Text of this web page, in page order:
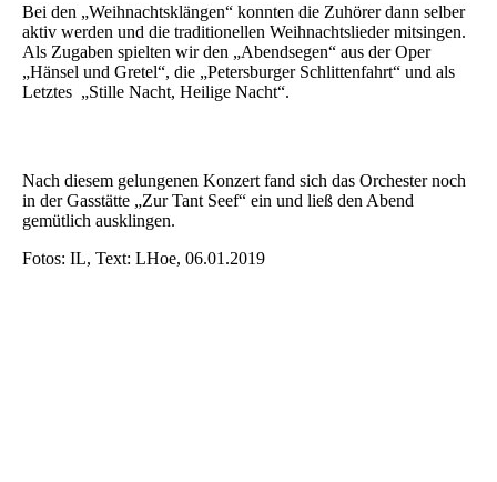
Bei den „Weihnachtsklängen“ konnten die Zuhörer dann selber
aktiv werden und die traditionellen Weihnachtslieder mitsingen.
Als Zugaben spielten wir den „Abendsegen“ aus der Oper
„Hänsel und Gretel“, die „Petersburger Schlittenfahrt“ und als
Letztes „Stille Nacht, Heilige Nacht“.
Nach diesem gelungenen Konzert fand sich das Orchester noch
in der Gasstätte „Zur Tant Seef“ ein und ließ den Abend
gemütlich ausklingen.
Fotos: IL, Text: LHoe, 06.01.2019